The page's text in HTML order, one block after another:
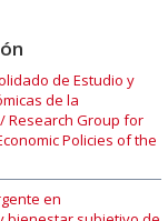
de Estudio y
de la
Research Group for
Policies of the
en